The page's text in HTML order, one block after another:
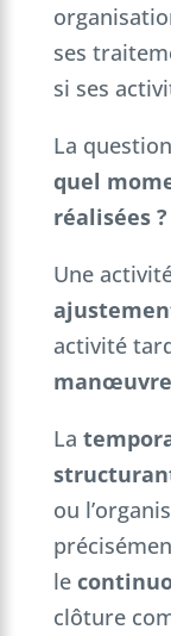
ses
si ses
La
quel
réalisées ?
Une
activité
manœuvre
La
ou
le
clôture